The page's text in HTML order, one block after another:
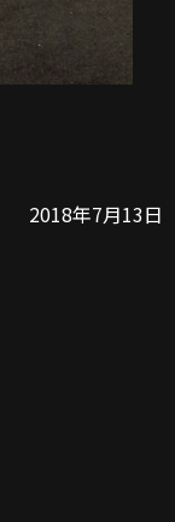
2018年7月13日